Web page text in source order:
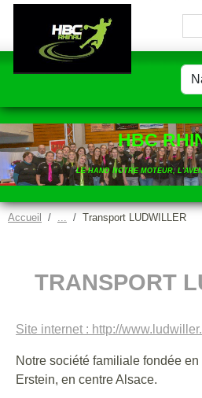
HBC
LE HAND NOTRE MOTEUR,
Accueil Transport LUDWILLER
TRANSPORT
Site internet : http://
​Notre société familiale fondée
Erstein, en centre Alsace.